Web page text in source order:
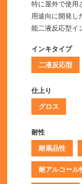
特に屋外で使用
用途向に開発し
能二液反応型イ
インキタイプ
二液反応型
仕上り
グロス
耐性
耐薬品性
耐アルコール